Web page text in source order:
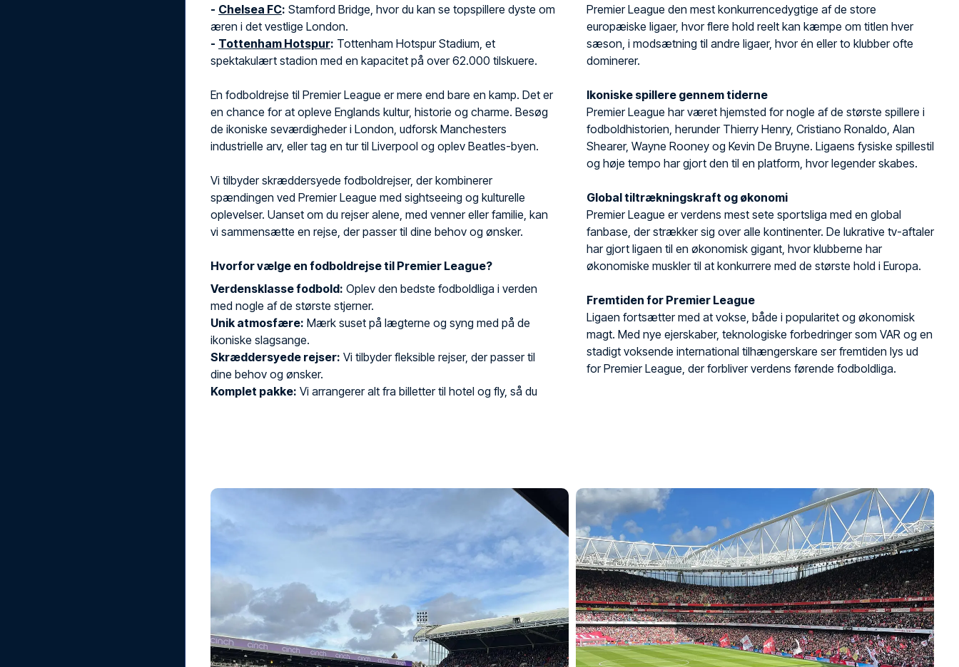
- Chelsea FC: Stamford Bridge, hvor du kan se topspillere dyste om
æren i det vestlige London.
- Tottenham Hotspur: Tottenham Hotspur Stadium, et
spektakulært stadion med en kapacitet på over 62.000 tilskuere.
En fodboldrejse til Premier League er mere end bare en kamp. Det er
en chance for at opleve Englands kultur, historie og charme. Besøg
de ikoniske seværdigheder i London, udforsk Manchesters
industrielle arv, eller tag en tur til Liverpool og oplev Beatles-byen.
Vi tilbyder skræddersyede fodboldrejser, der kombinerer
spændingen ved Premier League med sightseeing og kulturelle
oplevelser. Uanset om du rejser alene, med venner eller familie, kan
vi sammensætte en rejse, der passer til dine behov og ønsker.
Hvorfor vælge en fodboldrejse til Premier League?
Verdensklasse fodbold: Oplev den bedste fodboldliga i verden
med nogle af de største stjerner.
Unik atmosfære: Mærk suset på lægterne og syng med på de
ikoniske slagsange.
Skræddersyede rejser: Vi tilbyder fleksible rejser, der passer til
dine behov og ønsker.
Komplet pakke: Vi arrangerer alt fra billetter til hotel og fly, så du
Premier League den mest konkurrencedygtige af de store
europæiske ligaer, hvor flere hold reelt kan kæmpe om titlen hver
sæson, i modsætning til andre ligaer, hvor én eller to klubber ofte
dominerer.
Ikoniske spillere gennem tiderne
Premier League har været hjemsted for nogle af de største spillere i
fodboldhistorien, herunder Thierry Henry, Cristiano Ronaldo, Alan
Shearer, Wayne Rooney og Kevin De Bruyne. Ligaens fysiske spillestil
og høje tempo har gjort den til en platform, hvor legender skabes.
Global tiltrækningskraft og økonomi
Premier League er verdens mest sete sportsliga med en global
fanbase, der strækker sig over alle kontinenter. De lukrative tv-aftaler
har gjort ligaen til en økonomisk gigant, hvor klubberne har
økonomiske muskler til at konkurrere med de største hold i Europa.
Fremtiden for Premier League
Ligaen fortsætter med at vokse, både i popularitet og økonomisk
magt. Med nye ejerskaber, teknologiske forbedringer som VAR og en
stadigt voksende international tilhængerskare ser fremtiden lys ud
for Premier League, der forbliver verdens førende fodboldliga.